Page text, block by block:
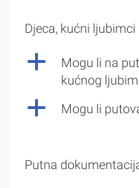
Djeca, kućni ljubimci
a
Mogu li na
kućnog
a Mogu li
Putna